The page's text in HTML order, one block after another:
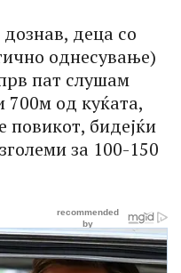
деца со
однесување)
пат слушам
од куќата,
повикот, бидејќи
за 100-150